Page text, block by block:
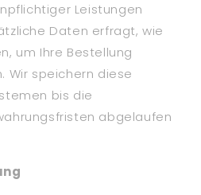
Leistungen
Daten erfragt, wie
um Ihre Bestellung
Wir speichern diese
bis die
abgelaufen